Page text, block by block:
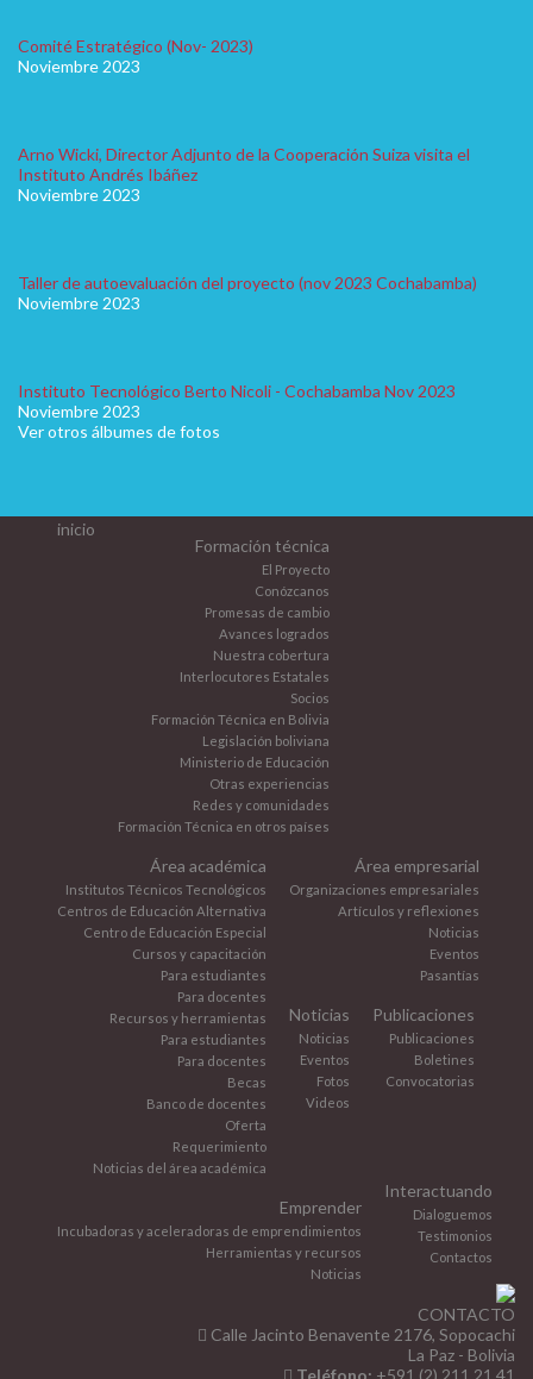
Comité Estratégico (Nov- 2023)
Noviembre 2023
Arno Wicki, Director Adjunto de la Cooperación Suiza visita el
Instituto Andrés Ibáñez
Noviembre 2023
Taller de autoevaluación del proyecto (nov 2023 Cochabamba)
Noviembre 2023
Instituto Tecnológico Berto Nicoli - Cochabamba Nov 2023
Noviembre 2023
Ver otros álbumes de fotos
inicio
Formación técnica
El Proyecto
Conózcanos
Promesas de cambio
Avances logrados
Nuestra cobertura
Interlocutores Estatales
Socios
Formación Técnica en Bolivia
Legislación boliviana
Ministerio de Educación
Otras experiencias
Redes y comunidades
Formación Técnica en otros países
Área académica
Institutos Técnicos Tecnológicos
Centros de Educación Alternativa
Centro de Educación Especial
Cursos y capacitación
Para estudiantes
Para docentes
Recursos y herramientas
Para estudiantes
Para docentes
Becas
Banco de docentes
Oferta
Requerimiento
Noticias del área académica
Área empresarial
Organizaciones empresariales
Artículos y reflexiones
Noticias
Eventos
Pasantías
Noticias
Noticias
Eventos
Fotos
Videos
Publicaciones
Publicaciones
Boletines
Convocatorias
Emprender
Incubadoras y aceleradoras de emprendimientos
Herramientas y recursos
Noticias
Interactuando
Dialoguemos
Testimonios
Contactos
CONTACTO
Calle Jacinto Benavente 2176, Sopocachi
La Paz - Bolivia
Teléfono: +591 (2) 211 21 41